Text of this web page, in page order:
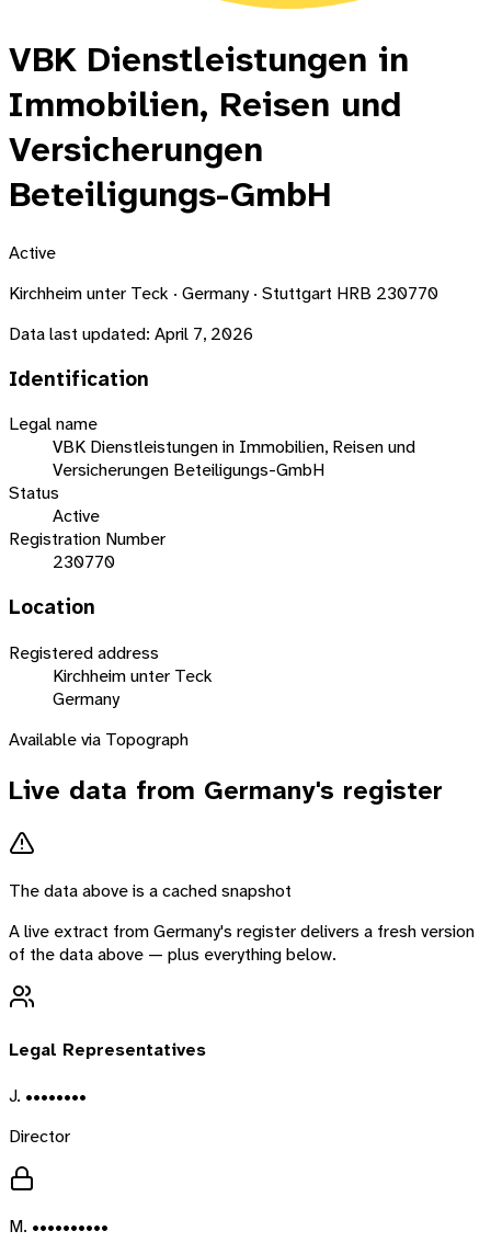
VBK Dienstleistungen in
Immobilien, Reisen und
Versicherungen
Beteiligungs-GmbH
Active
Kirchheim unter Teck · Germany · Stuttgart HRB 230770
Data last updated: April 7, 2026
Identification
Legal name
VBK Dienstleistungen in Immobilien, Reisen und
Versicherungen Beteiligungs-GmbH
Status
Active
Registration Number
230770
Location
Registered address
Kirchheim unter Teck
Germany
Available via Topograph
Live data from Germany's register
The data above is a cached snapshot
A live extract fromGermany's register delivers a fresh version
of the data above — plus everything below.
Legal Representatives
J. ••••••••
Director
M. ••••••••••